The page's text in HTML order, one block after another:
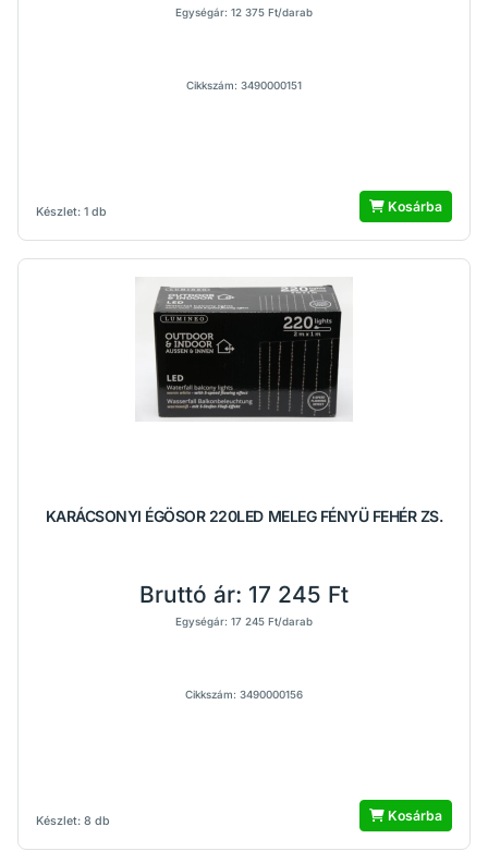
Készlet: 1 db
Egységár: 12 375 Ft/darab
Cikkszám: 3490000151
Kosárba
KARÁCSONYI ÉGÖSOR 220LED MELEG FÉNYÜ FEHÉR ZS.
Készlet: 8 db
Bruttó ár: 17 245 Ft
Egységár: 17 245 Ft/darab
Cikkszám: 3490000156
Kosárba